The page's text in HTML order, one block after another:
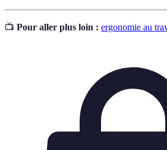
📺 Pour aller plus loin : ergonomie au